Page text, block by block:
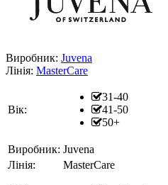
Виробник: Juvena
Лінія: MasterCare
Вік:
31-40
41-50
50+
Виробник: Juvena
Лінія:
MasterCare